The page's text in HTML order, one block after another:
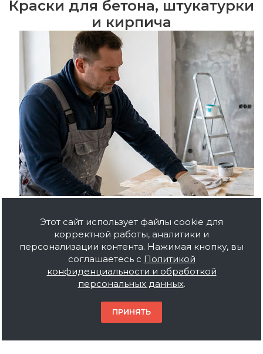
Краски для бетона, штукатурки
и кирпича
Для бетона, штукатурки и кирпича важно выбирать
краску, которая совместима с минеральным
влагу, пылить и иметь разную пористость, поэтому
перед покраской часто требуется подготовка:
Этот сайт использует файлы cookie для
корректной работы, аналитики и
персонализации контента. Нажимая кнопку, вы
соглашаетесь с Политикой
конфиденциальности и обработкой
персональных данных.
ПРИНЯТЬ